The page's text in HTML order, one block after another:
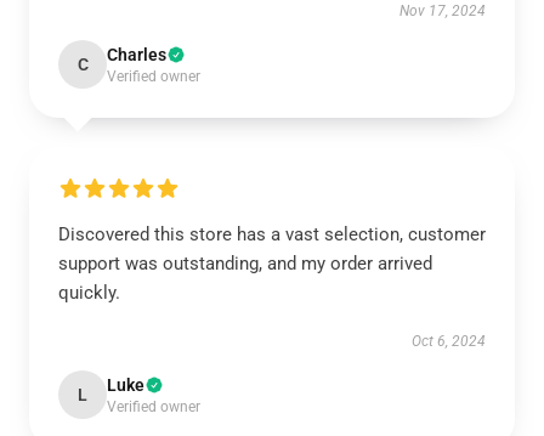
Nov 17, 2024
C Charles
Verified owner
Discovered this store has a vast selection, customer
support was outstanding, and my order arrived
quickly.
Oct 6, 2024
L Luke
Verified owner